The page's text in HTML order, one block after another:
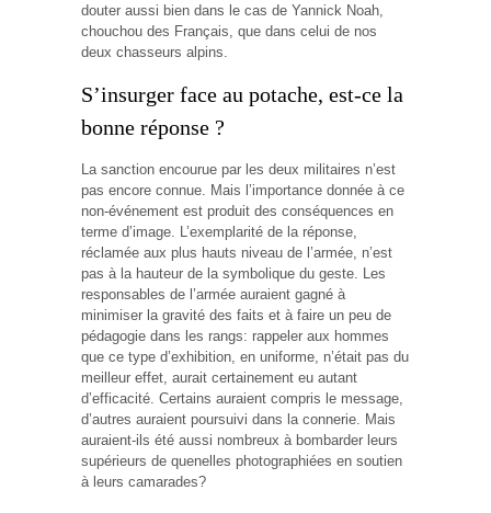
douter aussi bien dans le cas de Yannick Noah,
chouchou des Français, que dans celui de nos
deux chasseurs alpins.
S’insurger face au potache, est-ce la
bonne réponse ?
La sanction encourue par les deux militaires n’est
pas encore connue. Mais l’importance donnée à ce
non-événement est produit des conséquences en
terme d’image. L’exemplarité de la réponse,
réclamée aux plus hauts niveau de l’armée, n’est
pas à la hauteur de la symbolique du geste. Les
responsables de l’armée auraient gagné à
minimiser la gravité des faits et à faire un peu de
pédagogie dans les rangs: rappeler aux hommes
que ce type d’exhibition, en uniforme, n’était pas du
meilleur effet, aurait certainement eu autant
d’efficacité. Certains auraient compris le message,
d’autres auraient poursuivi dans la connerie. Mais
auraient-ils été aussi nombreux à bombarder leurs
supérieurs de quenelles photographiées en soutien
à leurs camarades?